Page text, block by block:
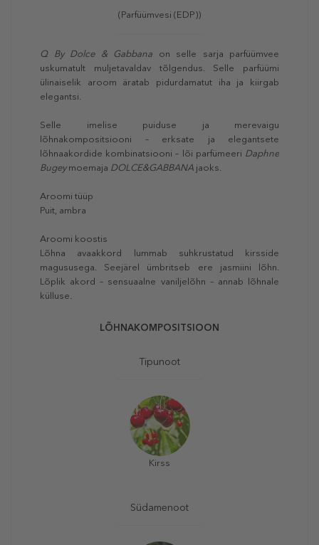
(Parfüümvesi (EDP))
Q By Dolce & Gabbana on selle sarja parfüümvee
uskumatult muljetavaldav tõlgendus. Selle parfüümi
ülinaiselik aroom äratab pidurdamatut iha ja kiirgab
elegantsi.
Selle imelise puiduse ja merevaigu
lõhnakompositsiooni – erksate ja elegantsete
lõhnaakordide kombinatsiooni – lõi parfümeeri Daphne
Bugeymoemaja DOLCE&GABBANA jaoks.
Aroomi tüüp
Puit, ambra
Aroomi koostis
Lõhna avaakkord lummab suhkrustatud kirsside
magususega. Seejärel ümbritseb ere jasmiini lõhn.
Lõplik akord – sensuaalne vaniljelõhn – annab lõhnale
külluse.
LÕHNAKOMPOSITSIOON
Tipunoot
Kirss
Südamenoot